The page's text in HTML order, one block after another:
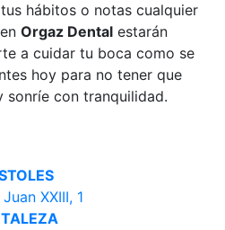
hábitos o notas cualquier
Orgaz Dental estarán
a cuidar tu boca como se
hoy para no tener que
sonríe con tranquilidad.
XXIII, 1